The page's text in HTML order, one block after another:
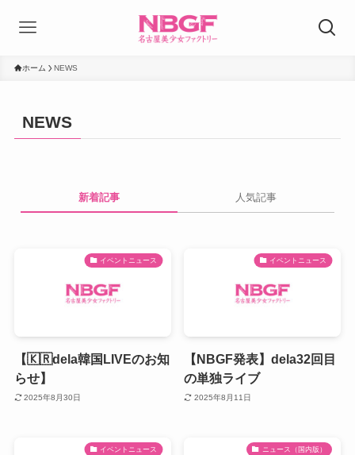
ホーム NEWS
NEWS
新着記事 人気記事
イベントニュース
【🇰🇷dela韓国LIVEのお知
らせ】
2025年8月30日
イベントニュース
【NBGF発表】dela32回目
の単独ライブ
2025年8月11日
イベントニュース ニュース（国内版）